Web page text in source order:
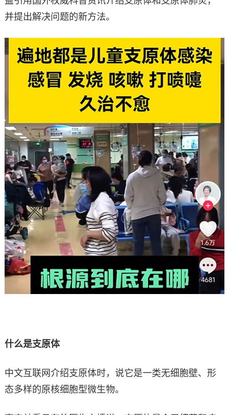
并提出解决问题的新方法。
什么是支原体
中文互联网介绍支原体时，说它是一类无细胞壁、形
态多样的原核细胞型微生物。